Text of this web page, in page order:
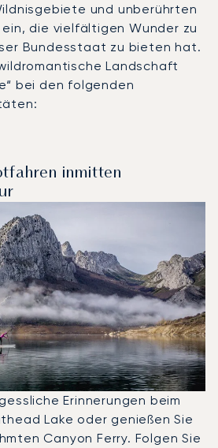
und unberührten
die vielfältigen Wunder zu
Bundesstaat zu bieten hat.
Landschaft
bei den folgenden
inmitten
Erinnerungen beim
Lake oder genießen Sie
Canyon Ferry. Folgen Sie